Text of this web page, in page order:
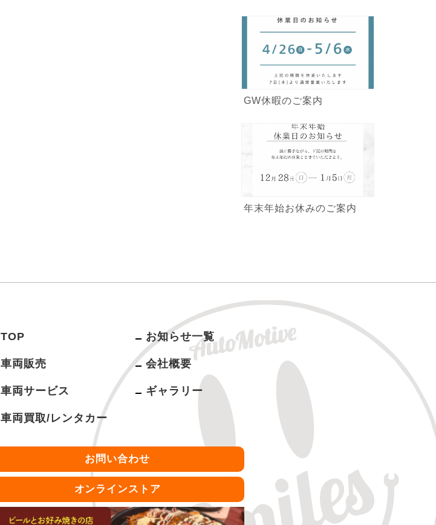
GW休暇のご案内
年末年始お休みのご案内
TOP お知らせ一覧
車両販売 会社概要
車両サービス ギャラリー
車両買取/レンタカー
お問い合わせ
オンラインストア